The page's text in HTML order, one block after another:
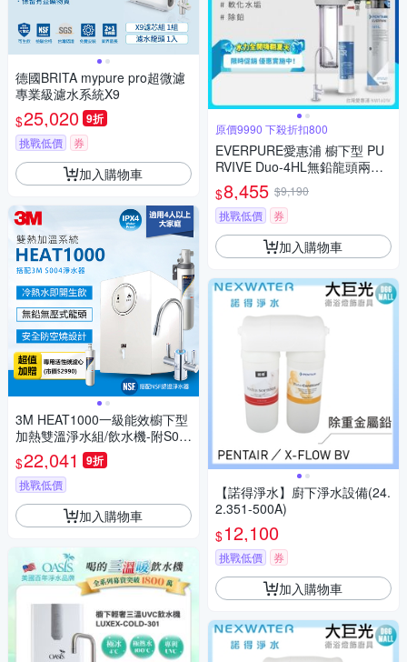
德國BRITA mypure pro超微濾
專業級濾水系統X9
$25,020 9折
挑戰低價 券
加入購物車
3M HEAT1000一級能效櫥下型
加熱雙溫淨水組/飲水機-附S00
4櫥下型淨水器+專用濾心
$22,041 9折
挑戰低價
加入購物車
原價9990 下殺折扣800
EVERPURE愛惠浦 櫥下型 PU
RVIVE Duo-4HL無鉛龍頭兩道
式生飲淨水器(前置PP)
$8,455 $9,190
挑戰低價
券
加入購物車
【諾得淨水】廚下淨水設備(24.
2.351-500A)
$12,100
挑戰低價 券
加入購物車